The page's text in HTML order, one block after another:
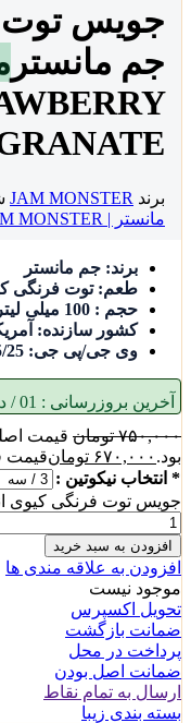
جویس توت
جم مانستر
برند JAM MONSTER
مانستر | JAM MONSTER
برند: جم مانستر
طعم: توت فرنگی
حجم : 100 میلی لیتر
کشور سازنده:
وی جی/پی جی: 75/25
آخرین بروزرسانی : 01 / دی / 1404
۷۵۰,۰۰۰ تومان
بود. ۶۷۰,۰۰۰ تومانقیمت فعلی:
* انتخاب نیکوتین :
جویس توت فرنگی کیوی
افزودن به سبد خرید
افزودن به علاقه مندی ها
موجود نیست
تحویل اکسپرس
ضمانت بازگشت
پرداخت در محل
ضمانت اصل بودن
ارسال به تمام نقاط
بسته بندی زیبا